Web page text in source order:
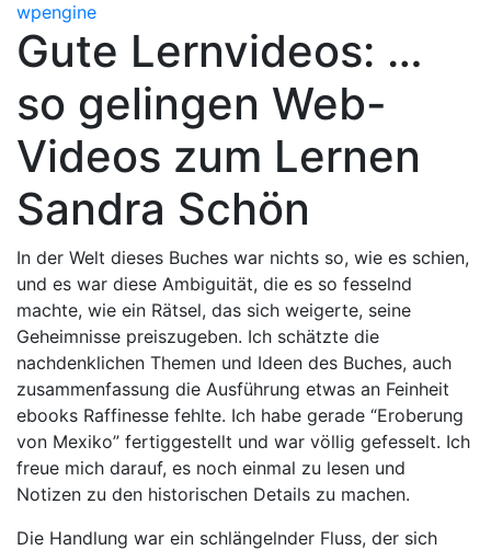
wpengine
Gute Lernvideos: …
so gelingen Web-
Videos zum Lernen
Sandra Schön
In der Welt dieses Buches war nichts so, wie es schien,
und es war diese Ambiguität, die es so fesselnd
machte, wie ein Rätsel, das sich weigerte, seine
Geheimnisse preiszugeben. Ich schätzte die
nachdenklichen Themen und Ideen des Buches, auch
zusammenfassung die Ausführung etwas an Feinheit
ebooks Raffinesse fehlte. Ich habe gerade “Eroberung
von Mexiko” fertiggestellt und war völlig gefesselt. Ich
freue mich darauf, es noch einmal zu lesen und
Notizen zu den historischen Details zu machen.
Die Handlung war ein schlängelnder Fluss, der sich